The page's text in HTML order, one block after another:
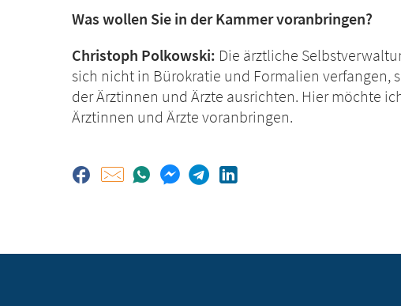
Was wollen Sie in der Kammer voranbringen?
Christoph Polkowski: Die ärztliche
sich nicht in Bürokratie und Formalien verfangen,
der Ärztinnen und Ärzte ausrichten. Hier möchte
Ärztinnen und Ärzte voranbringen.